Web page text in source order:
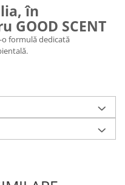
în
SCENT
formulă dedicată